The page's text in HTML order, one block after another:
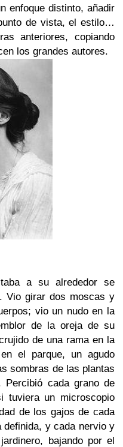
enfoque distinto, añadir
de vista, el estilo…
anteriores, copiando
los grandes autores.
a su alrededor se
Vio girar dos moscas y
vio un nudo en la
de la oreja de su
de una rama en la
el parque, un agudo
sombras de las plantas
Percibió cada grano de
tuviera un microscopio
de los gajos de cada
definida, y cada nervio y
bajando por el